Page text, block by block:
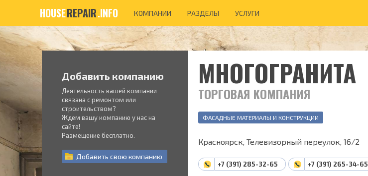
HOUSEREPAIR.INFO КОМПАНИИ РАЗДЕЛЫ УСЛУГИ
Добавить компанию
Деятельность вашей компании
связана с ремонтом или
строительством?
Ждем вашу компанию у нас на
сайте!
Размещение бесплатно.
Добавить свою компанию
МНОГОГРАНИТА
ТОРГОВАЯ КОМПАНИЯ
ФАСАДНЫЕ МАТЕРИАЛЫ И КОНСТРУКЦИИ
Красноярск, Телевизорный переулок, 16/2
+7 (391) 285-32-65 +7 (391) 265-34-65